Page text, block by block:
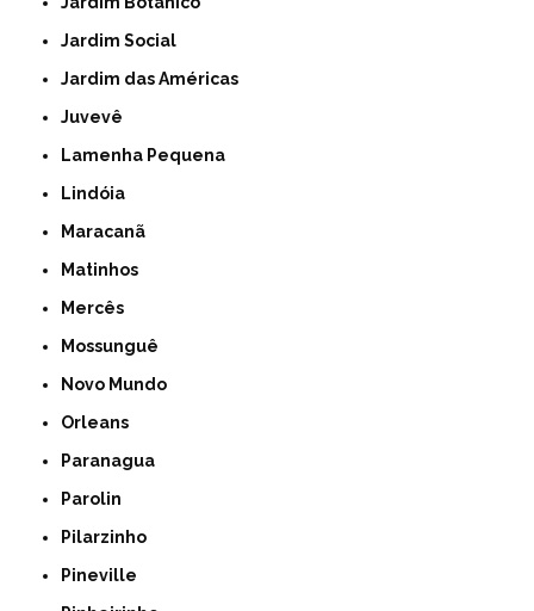
Jardim Social
Jardim das Américas
Juvevê
Lamenha Pequena
Lindóia
Maracanã
Matinhos
Mercês
Mossunguê
Novo Mundo
Orleans
Paranagua
Parolin
Pilarzinho
Pineville